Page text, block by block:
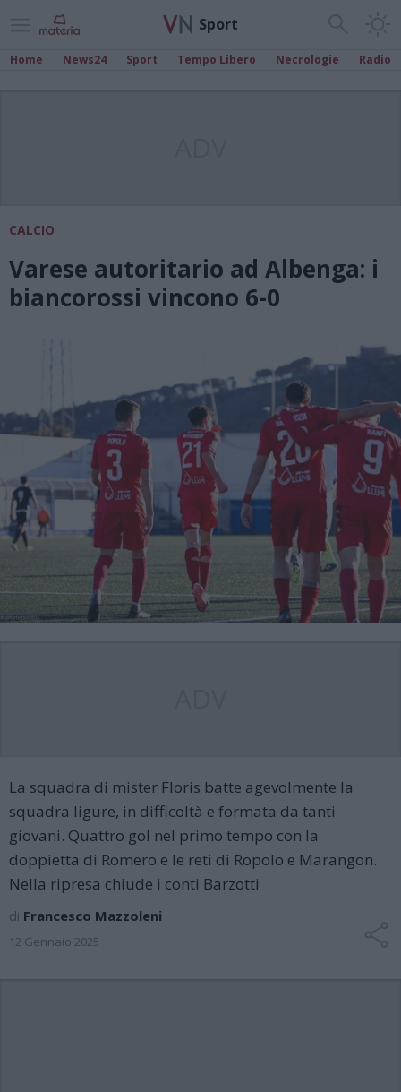
Sport
Home News24 Sport Tempo Libero Necrologie Radio
CALCIO
Varese autoritario ad Albenga: i
biancorossi vincono 6-0
La squadra di mister Floris batte agevolmente la
squadra ligure, in difficoltà e formata da tanti
giovani. Quattro gol nel primo tempo con la
doppietta di Romero e le reti di Ropolo e Marangon.
Nella ripresa chiude i conti Barzotti
di Francesco Mazzoleni
12 Gennaio 2025